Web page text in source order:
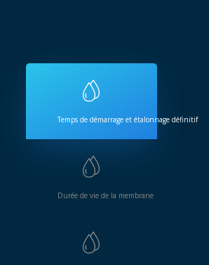
Temps de démarrage et étalonnage définitif
Durée de vie de la membrane